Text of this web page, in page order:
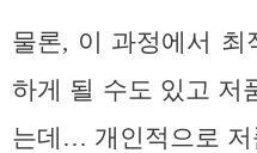
물론, 이 과정에서 최
하게 될 수도 있고 저
는데… 개인적으로 저